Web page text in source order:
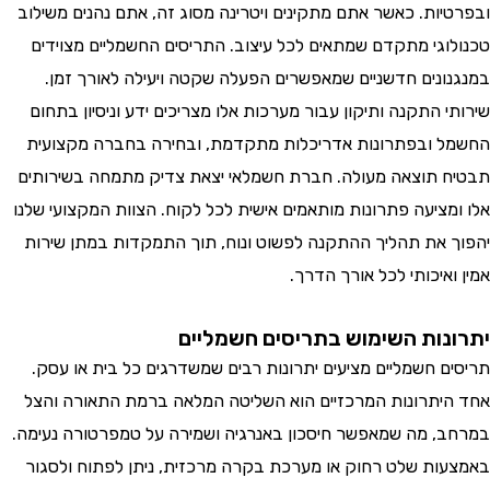
ובפרטיות. כאשר אתם מתקינים ויטרינה מסוג זה, אתם נהנים משילוב
טכנולוגי מתקדם שמתאים לכל עיצוב. התריסים החשמליים מצוידים
במנגנונים חדשניים שמאפשרים הפעלה שקטה ויעילה לאורך זמן.
שירותי התקנה ותיקון עבור מערכות אלו מצריכים ידע וניסיון בתחום
החשמל ובפתרונות אדריכלות מתקדמת, ובחירה בחברה מקצועית
תבטיח תוצאה מעולה. חברת חשמלאי יצאת צדיק מתמחה בשירותים
אלו ומציעה פתרונות מותאמים אישית לכל לקוח. הצוות המקצועי שלנו
יהפוך את תהליך ההתקנה לפשוט ונוח, תוך התמקדות במתן שירות
אמין ואיכותי לכל אורך הדרך.
יתרונות השימוש בתריסים חשמליים
תריסים חשמליים מציעים יתרונות רבים שמשדרגים כל בית או עסק.
אחד היתרונות המרכזיים הוא השליטה המלאה ברמת התאורה והצל
במרחב, מה שמאפשר חיסכון באנרגיה ושמירה על טמפרטורה נעימה.
באמצעות שלט רחוק או מערכת בקרה מרכזית, ניתן לפתוח ולסגור